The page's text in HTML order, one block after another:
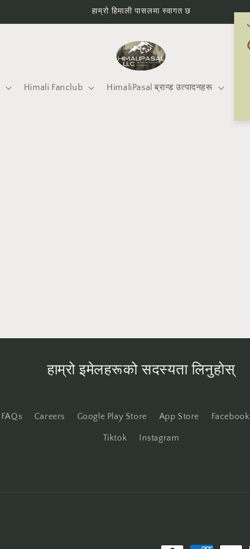
हाम्रो हिमाली पासलमा स्वागत छ
Himali Fanclub HimaliPasal ब्रान्ड उत्पादनहरू
हाम्रो इमेलहरूको सदस्यता लिनुहोस्
FAQs Careers Google Play Store App Store Facebook
Tiktok Instagram